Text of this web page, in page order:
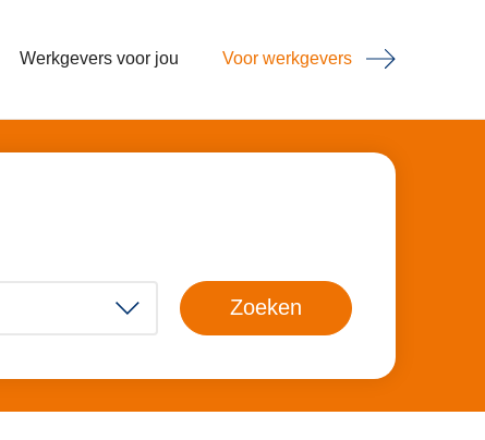
Werkgevers voor jou Voor werkgevers
Zoeken